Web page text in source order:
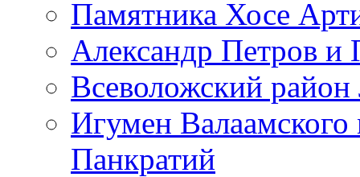
Памятника Хосе
Александр Петров и
Всеволожский район
Игумен
Панкратий